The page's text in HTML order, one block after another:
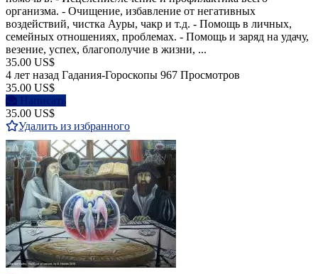
организма. - Очищение, избавление от негативных
воздействий, чистка Ауры, чакр и т.д. - Помощь в личных,
семейных отношениях, проблемах. - Помощь и заряд на удачу,
везение, успех, благополучие в жизни, ...
35.00 US$
4 лет назад Гадания-Гороскопы 967 Просмотров
35.00 US$
Написать
35.00 US$
Удалить из избранного